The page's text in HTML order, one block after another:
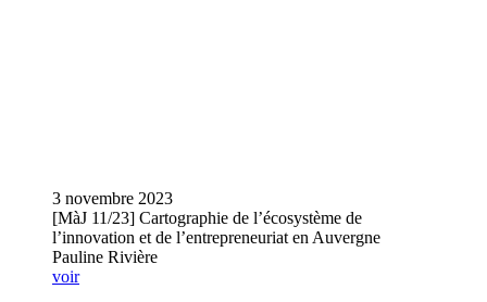
3 novembre 2023
[MàJ 11/23] Cartographie de l’écosystème de
l’innovation et de l’entrepreneuriat en Auvergne
Pauline Rivière
voir